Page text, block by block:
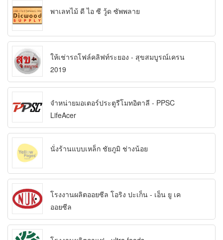
พาเลทไม้ ดี ไอ ซี วู้ด ซัพพลาย
ให้เช่ารถโฟล์คลิฟท์ระยอง - สุขสมบูรณ์เครน
2019
จำหน่ายมอเตอร์ประตูรีโมทอิตาลี - PPSC
LifeAcer
นั่งร้านแบบเหล็ก ชัยภูมิ ช่างน้อย
โรงงานผลิตออยซีล โอริง ปะเก็น - เอ็น ยู เค
ออยซีล